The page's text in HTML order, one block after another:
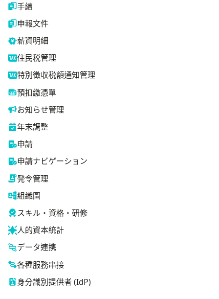
手續
申報文件
薪資明細
住民税管理
特別徴収税額通知管理
預扣繳憑單
お知らせ管理
年末調整
申請
申請ナビゲーション
発令管理
組織圖
スキル・資格・研修
人的資本統計
データ連携
各種服務串接
身分識別提供者 (IdP)